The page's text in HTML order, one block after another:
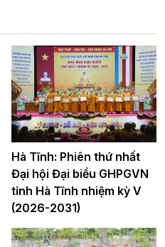
Hà Tĩnh: Phiên thứ nhất
Đại hội Đại biểu GHPGVN
tỉnh Hà Tĩnh nhiệm kỳ V
(2026-2031)